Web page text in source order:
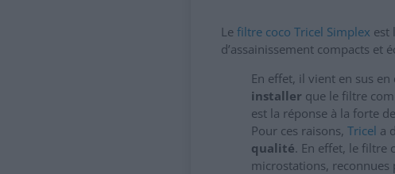
Le filtre coco Tricel Simplex est
d’assainissement compacts et
En effet, il vient en sus
installer que le filtre
est la réponse à la forte
Pour ces raisons, Tricel a
qualité. En effet, le filtre
microstations, reconnues